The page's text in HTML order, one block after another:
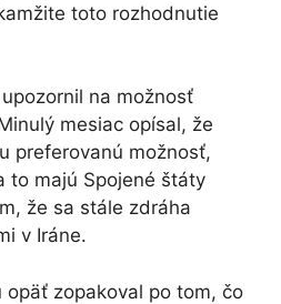
toto rozhodnutie
na možnosť
mesiac opísal, že
preferovanú možnosť,
to majú Spojené štáty
že sa stále zdráha
v Iráne.
zopakoval po tom, čo